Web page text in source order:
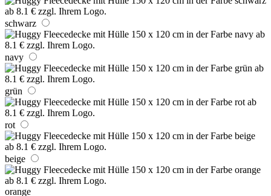
schwarz
navy
grün
rot
beige
orange